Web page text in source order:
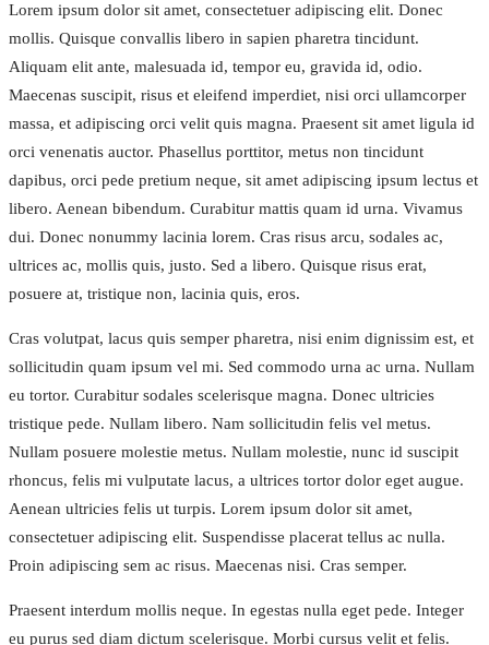
Lorem ipsum dolor sit amet, consectetuer adipiscing elit. Donec
mollis. Quisque convallis libero in sapien pharetra tincidunt.
Aliquam elit ante, malesuada id, tempor eu, gravida id, odio.
Maecenas suscipit, risus et eleifend imperdiet, nisi orci ullamcorper
massa, et adipiscing orci velit quis magna. Praesent sit amet ligula id
orci venenatis auctor. Phasellus porttitor, metus non tincidunt
dapibus, orci pede pretium neque, sit amet adipiscing ipsum lectus et
libero. Aenean bibendum. Curabitur mattis quam id urna. Vivamus
dui. Donec nonummy lacinia lorem. Cras risus arcu, sodales ac,
ultrices ac, mollis quis, justo. Sed a libero. Quisque risus erat,
posuere at, tristique non, lacinia quis, eros.
Cras volutpat, lacus quis semper pharetra, nisi enim dignissim est, et
sollicitudin quam ipsum vel mi. Sed commodo urna ac urna. Nullam
eu tortor. Curabitur sodales scelerisque magna. Donec ultricies
tristique pede. Nullam libero. Nam sollicitudin felis vel metus.
Nullam posuere molestie metus. Nullam molestie, nunc id suscipit
rhoncus, felis mi vulputate lacus, a ultrices tortor dolor eget augue.
Aenean ultricies felis ut turpis. Lorem ipsum dolor sit amet,
consectetuer adipiscing elit. Suspendisse placerat tellus ac nulla.
Proin adipiscing sem ac risus. Maecenas nisi. Cras semper.
Praesent interdum mollis neque. In egestas nulla eget pede. Integer
eu purus sed diam dictum scelerisque. Morbi cursus velit et felis.